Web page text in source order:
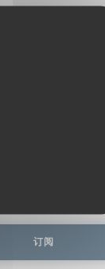
92300
电子邮件接收我们的个
订阅